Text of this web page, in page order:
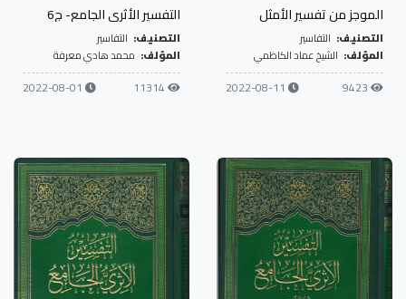
الموجز من تفسير الأمثل
التصنيف: التفاسير
المؤلف: الشيخ عماد الكاظمي
9423
2022-08-11
التفسير الأثري الجامع- ج6
التصنيف: التفاسير
المؤلف: محمد هادي معرفة
11314
2022-08-01